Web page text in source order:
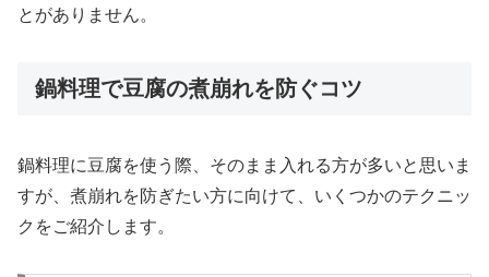
とがありません。
鍋料理で豆腐の煮崩れを防ぐコツ
鍋料理に豆腐を使う際、そのまま入れる方が多いと思いま
すが、煮崩れを防ぎたい方に向けて、いくつかのテクニッ
クをご紹介します。